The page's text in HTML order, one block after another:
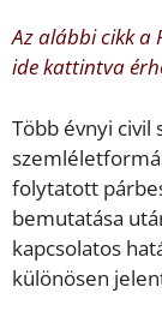
Az alábbi cikk a
ide kattintva
Több évnyi civil
folytatott
bemutatása
kapcsolatos
különösen